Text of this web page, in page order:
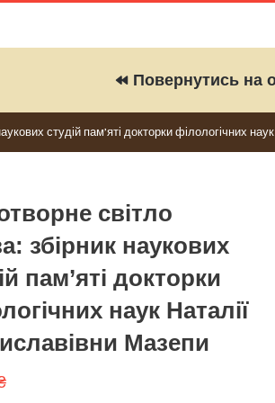
Повернутись на
студій пам’яті докторки філологічних
світло
збірник наукових
пам’яті докторки
наук Наталії
Мазепи